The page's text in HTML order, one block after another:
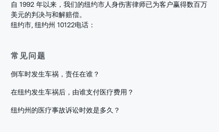
自 1992 年以来，我们的纽约市人身伤害律师已为客户赢得数百万
美元的判决与和解赔偿。
纽约市, 纽约州 10122电话：
常见问题
倒车时发生车祸，责任在谁？
在纽约发生车祸后，由谁支付医疗费用？
纽约州的医疗事故诉讼时效是多久？